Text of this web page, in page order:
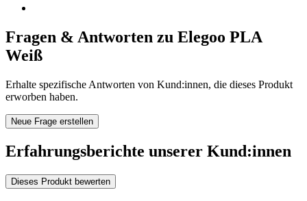
Fragen & Antworten zu Elegoo PLA
Weiß
Erhalte spezifische Antworten von Kund:innen, die dieses Produkt
erworben haben.
Neue Frage erstellen
Erfahrungsberichte unserer Kund:innen
Dieses Produkt bewerten